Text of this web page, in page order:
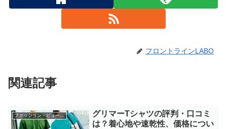
フロントラインLABO
関連記事
ファッション・ビューティー
グリマーTシャツの評判・口コミ
は？着心地や速乾性、価格につい